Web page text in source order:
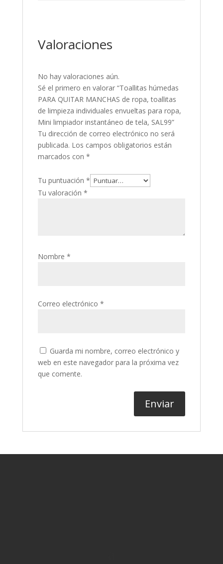
Valoraciones
No hay valoraciones aún.
Sé el primero en valorar “Toallitas húmedas
PARA QUITAR MANCHAS de ropa, toallitas
de limpieza individuales envueltas para ropa,
Mini limpiador instantáneo de tela, SAL99”
Tu dirección de correo electrónico no será
publicada. Los campos obligatorios están
marcados con *
Tu puntuación *
Tu valoración *
Nombre *
Correo electrónico *
Guarda mi nombre, correo electrónico y
web en este navegador para la próxima vez
que comente.